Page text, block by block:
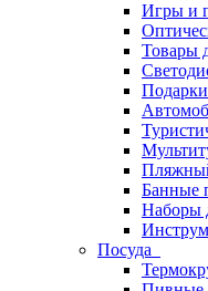
Игры и
Товары
Банные
Наборы
Посуда